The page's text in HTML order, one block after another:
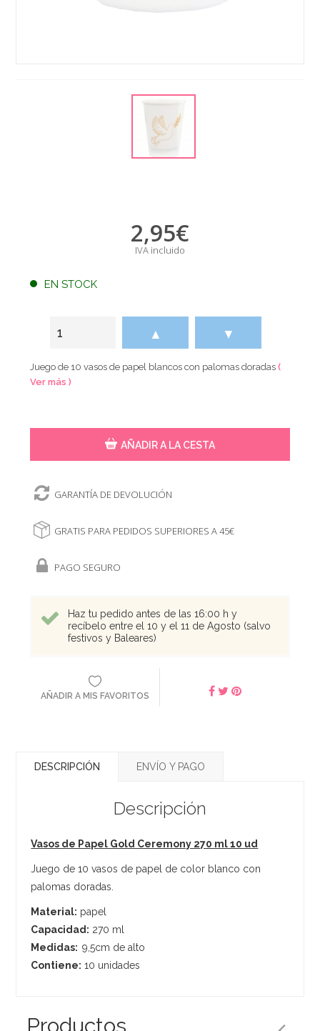
2,95€
IVA incluido
EN STOCK
▲ ▼
Juego de 10 vasos de papel blancos con palomas doradas(
Ver más )
AÑADIR A LA CESTA
GARANTÍA DE DEVOLUCIÓN
GRATIS PARA PEDIDOS SUPERIORES A 45€
PAGO SEGURO
Haz tu pedido antes de las 16:00 h y
recíbelo entre el 10 y el 11 de Agosto (salvo
festivos y Baleares)
AÑADIR A MIS FAVORITOS
DESCRIPCIÓN ENVÍO Y PAGO
Descripción
Vasos de Papel Gold Ceremony 270 ml 10 ud
Juego de 10 vasos de papel de color blanco con
palomas doradas.
Material: papel
Capacidad: 270 ml
Medidas:9,5cm de alto
Contiene: 10 unidades
Productos